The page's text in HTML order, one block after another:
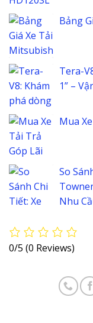
Bảng
Tera-
1” –
Mua
So
Nhu
0/5 (0 Reviews)